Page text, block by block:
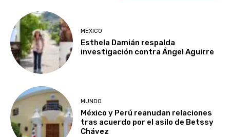
MÉXICO
Esthela Damián respalda
investigación contra Ángel Aguirre
MUNDO
México y Perú reanudan relaciones
tras acuerdo por el asilo de Betssy
Chávez